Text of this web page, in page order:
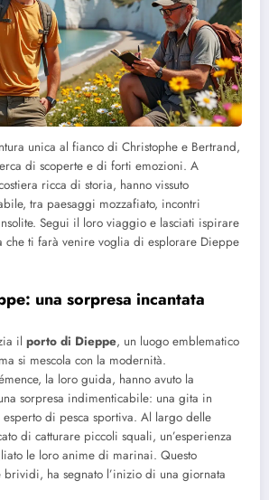
unica al fianco di Christophe e Bertrand,
di scoperte e di forti emozioni. A
ricca di storia, hanno vissuto
tra paesaggi mozzafiato, incontri
Segui il loro viaggio e lasciati ispirare
che ti farà venire voglia di esplorare Dieppe
una sorpresa incantata
il porto di Dieppe, un luogo emblematico
si mescola con la modernità.
la loro guida, hanno avuto la
sorpresa indimenticabile: una gita in
di pesca sportiva. Al largo delle
di catturare piccoli squali, un’esperienza
le loro anime di marinai. Questo
brividi, ha segnato l’inizio di una giornata